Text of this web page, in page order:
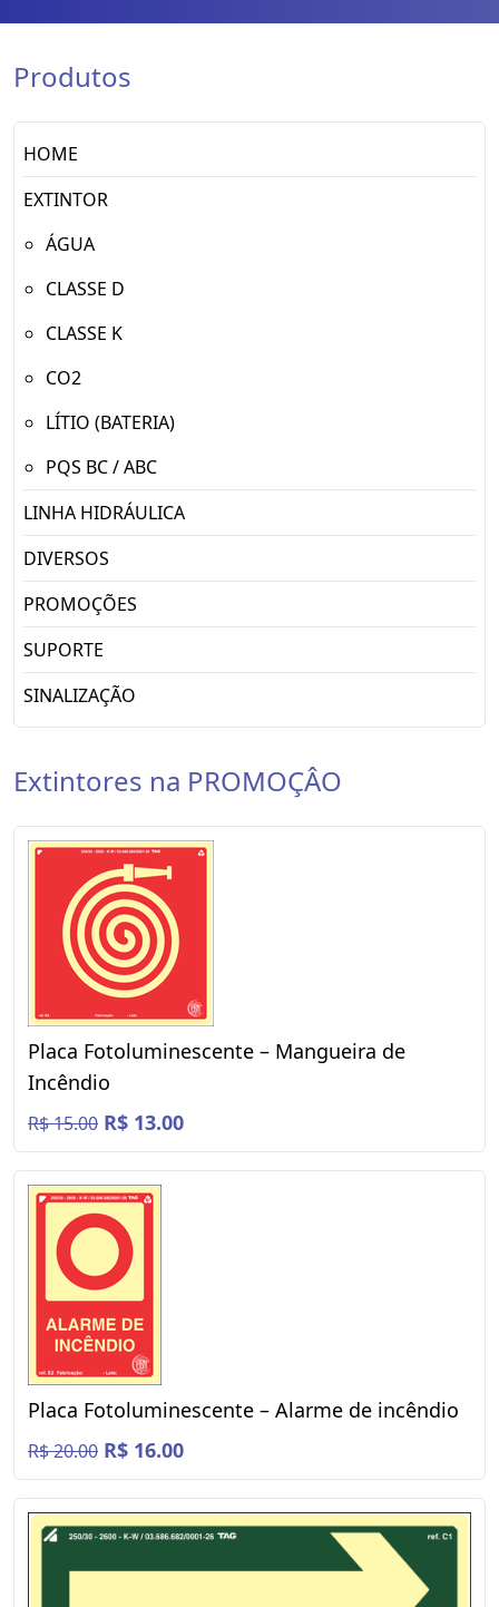
Produtos
HOME
EXTINTOR
ÁGUA
CLASSE D
CLASSE K
CO2
LÍTIO (BATERIA)
PQS BC / ABC
LINHA HIDRÁULICA
DIVERSOS
PROMOÇÕES
SUPORTE
SINALIZAÇÃO
Extintores na PROMOÇÂO
Placa Fotoluminescente – Mangueira de
Incêndio
R$ 15.00 R$ 13.00
Placa Fotoluminescente – Alarme de incêndio
R$ 20.00 R$ 16.00